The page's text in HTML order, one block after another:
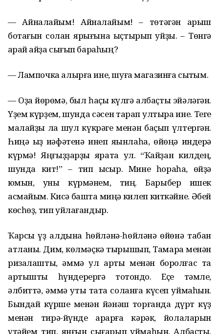
— Айналайым! Айналайым! – төтәгән арыш
ботағын солан ярығына ҡыҫтырып ҡуйҙы. – Төнгә
ҡарай ҡайҙа сығып бараһың?
— Лампочка алырға ине, шуға магазинға сыҡтым.
— Оҙаҡ йөрөмә, был һаҫыҡ күлгә албаҫты эйәләгән.
Үҙем күрҙем, шунда сәсен тарап ултыра ине. Теге
малайҙы ла шул күкрәге менән баҫып үлтергән.
Һиңә ҡыҙ ҡиәфәтенә инеп яҡынлаһа, өйөңә индерә
күрмә! Яңғыҙҙарҙы ярата ул. “Ҡайҙан килдең,
шунда кит!” – тип ҡысҡыр. Мине һораһа, өйҙә
юҡмын, уны күрмәнем, тиң. Барыбер ишек
асмайым. Кисә башта миңә килеп киткәйне. Әбей
көсһөҙ, тип уйлағандыр.
Ҡарсыҡ үҙ алдына һөйләнә-һөйләнә өйөнә табан
атланы. Дим, көлмәҫкә тырышып, Тамара менән
ризалашты, әммә ул арты менән боролғас та
артышты һүндерергә тотондо. Еҫе тәмле,
әлбиттә, әммә уты таҡта соланға күсеп ҡуймаһын.
Бындай күрше менән йәнәш торғанда дүрт күҙ
менән тирә-йүнде ҡарарға кәрәк, йолаларын
үтәйем тип, янғын сығарып ҡуймаһын. Албаҫты,